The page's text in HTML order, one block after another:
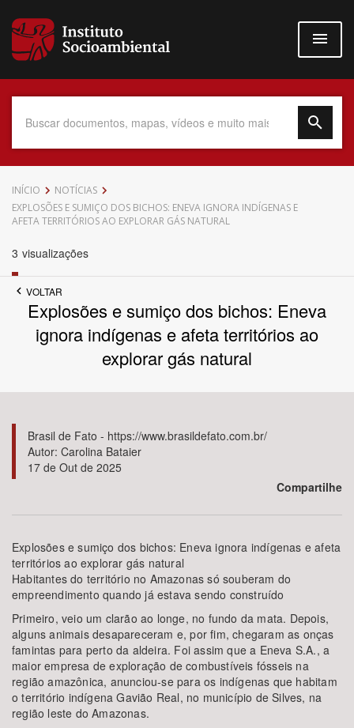
para
conteúdo
Data do Documento
Povo Indígena
Bioma / Bacia
Tema
Subtema
Área de Levantamento
Área Protegida
BUSCAR
INÍCIO
NOTÍCIAS
EXPLOSÕES E SUMIÇO DOS BICHOS: ENEVA IGNORA INDÍGENAS E
AFETA TERRITÓRIOS AO EXPLORAR GÁS NATURAL
3 visualizações
VOLTAR
Explosões e sumiço dos bichos: Eneva
ignora indígenas e afeta territórios ao
explorar gás natural
Brasil de Fato - https://www.brasildefato.com.br/
Autor: Carolina Bataier
17 de Out de 2025
Compartilhe
Explosões e sumiço dos bichos: Eneva ignora indígenas e afeta
territórios ao explorar gás natural
Habitantes do território no Amazonas só souberam do
empreendimento quando já estava sendo construído
Primeiro, veio um clarão ao longe, no fundo da mata. Depois,
alguns animais desapareceram e, por fim, chegaram as onças
famintas para perto da aldeira. Foi assim que a Eneva S.A., a
maior empresa de exploração de combustíveis fósseis na
região amazônica, anunciou-se para os indígenas que habitam
o território indígena Gavião Real, no município de Silves, na
região leste do Amazonas.